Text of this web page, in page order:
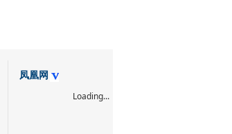
凤凰网
Loading...